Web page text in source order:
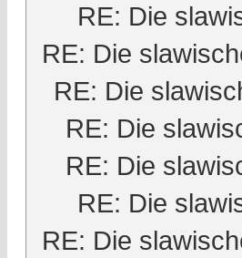
RE: Die
RE: Die
RE: Die
RE: Die
RE: Die
RE: Die
RE: Die